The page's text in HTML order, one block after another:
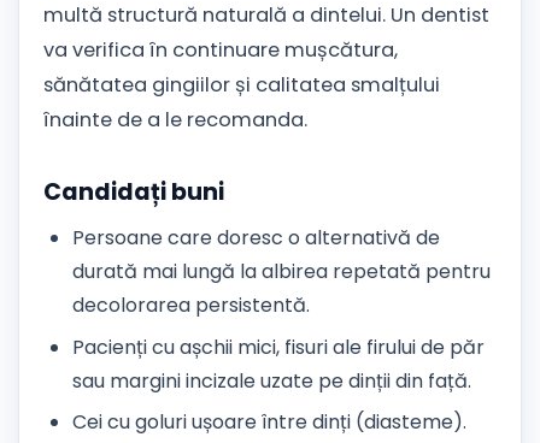
multă structură naturală a dintelui. Un dentist
va verifica în continuare mușcătura,
sănătatea gingiilor și calitatea smalțului
înainte de a le recomanda.
Candidați buni
Persoane care doresc o alternativă de
durată mai lungă la albirea repetată pentru
decolorarea persistentă.
Pacienți cu așchii mici, fisuri ale firului de păr
sau margini incizale uzate pe dinții din față.
Cei cu goluri ușoare între dinți (diasteme).